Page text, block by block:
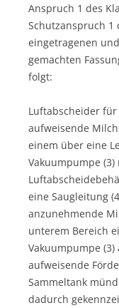
Anspruch 1 des
Schutzanspruch 1
eingetragenen
gemachten
folgt:
Luftabscheider
aufweisende
einem über eine
Vakuumpumpe
eine Saugleitung
anzunehmende
unterem Bereich
Vakuumpumpe
aufweisende
Sammeltank
dadurch